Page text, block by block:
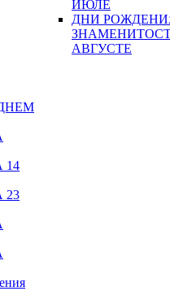
ИЮЛЕ
ДНИ
АВГУСТЕ
14
23